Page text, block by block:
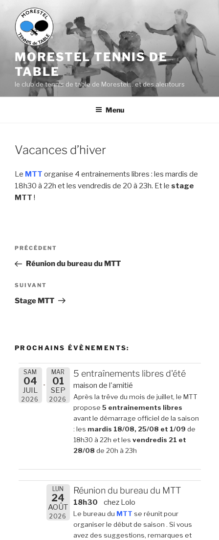
contenu
principal
MORESTEL TENNIS DE
TABLE
le club de tennis de table de Morestel… et des alentours
Menu
Vacances d’hiver
Le MTT organise 4 entrainements libres : les mardis de
18h30 à 22h et les vendredis de 20 à 23h. Et le stage
MTT !
Navigation
l’article
Article
précédent
PRÉCÉDENT
Réunion du bureau du MTT
Article
suivant
SUIVANT
Stage MTT
PROCHAINS ÉVÈNEMENTS:
SAM
04
JUIL
2026
MAR
01
SEP
2026
5 entraînements libres d'été
maison de l'amitié
Après la trêve du mois de juillet, le MTT
propose 5 entrainements libres
avant le démarrage officiel de la saison
: les mardis 18/08, 25/08 et 1/09 de
18h30 à 22h et les vendredis 21 et
28/08 de 20h à 23h
LUN
24
AOÛT
2026
Réunion du bureau du MTT
18h30 chez Lolo
Le bureau du MTT se réunit pour
organiser le début de saison . Si vous
avez des suggestions, remarques et